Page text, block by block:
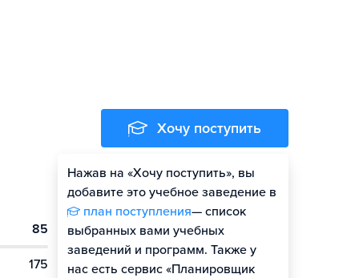
85
175
Хочу поступить
Нажав на «Хочу поступить», вы
добавите это учебное заведение в
план поступления— список
выбранных вами учебных
заведений и программ. Также у
нас есть сервис «Планировщик
Оценить шансы